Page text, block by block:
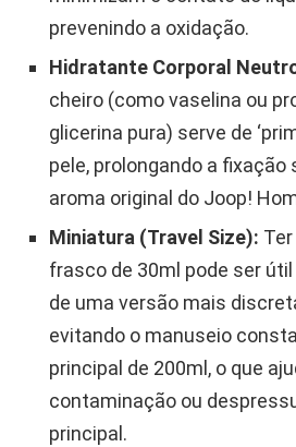
prevenindo a oxidação.
Hidratante Corporal
cheiro (como vaselina ou
glicerina pura) serve de
pele, prolongando a fixação
aroma original do Joop!
Miniatura (Travel Size):
frasco de 30ml pode ser
de uma versão mais
evitando o manuseio
principal de 200ml, o que
contaminação ou
principal.